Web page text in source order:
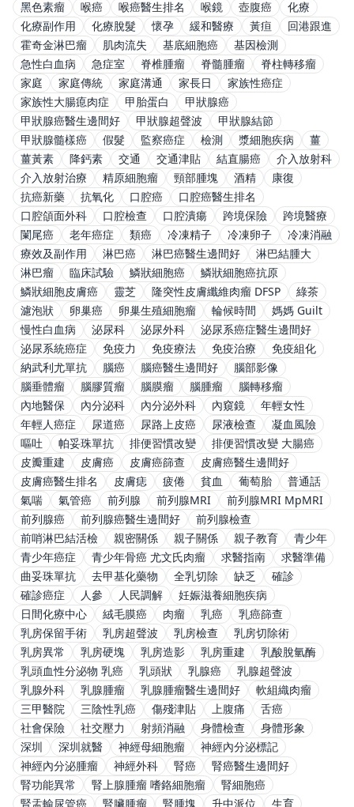
黑色素瘤
喉癌 喉癌醫生排名 喉鏡 壺腹癌
化療
化療副作用
化療脫髮 懷孕 緩和醫療 黃疸
回港跟進
霍奇金淋巴瘤
肌肉流失 基底細胞癌
基因檢測
急性白血病
急症室 脊椎腫瘤 脊髓腫瘤
脊柱轉移瘤
家庭
家庭傳統 家庭溝通 家長日
家族性癌症
家族性大腸瘜肉症
甲胎蛋白
甲狀腺癌
甲狀腺癌醫生邊間好
甲狀腺超聲波
甲狀腺結節
甲狀腺髓樣癌
假髮 監察癌症 檢測 漿細胞疾病
薑
薑黃素
降鈣素 交通 交通津貼 結直腸癌
介入放射科
介入放射治療
精原細胞瘤 頸部腫塊 酒精
康復
抗癌新藥
抗氧化 口腔癌
口腔癌醫生排名
口腔頜面外科
口腔檢查 口腔潰瘍 跨境保險
跨境醫療
闌尾癌
老年癌症 類癌 冷凍精子 冷凍卵子
冷凍消融
療效及副作用
淋巴癌 淋巴癌醫生邊間好
淋巴結腫大
淋巴瘤
臨床試驗 鱗狀細胞癌
鱗狀細胞癌抗原
鱗狀細胞皮膚癌
靈芝 隆突性皮膚纖維肉瘤 DFSP
綠茶
濾泡狀
卵巢癌 卵巢生殖細胞瘤 輪候時間
媽媽 Guilt
慢性白血病
泌尿科 泌尿外科
泌尿系癌症醫生邊間好
泌尿系統癌症
免疫力 免疫療法 免疫治療
免疫組化
納武利尤單抗
腦癌 腦癌醫生邊間好
腦部影像
腦垂體瘤
腦膠質瘤 腦膜瘤 腦腫瘤
腦轉移瘤
內地醫保
內分泌科 內分泌外科 內窺鏡
年輕女性
年輕人癌症
尿道癌 尿路上皮癌 尿液檢查
凝血風險
嘔吐
帕妥珠單抗 排便習慣改變
排便習慣改變 大腸癌
皮瓣重建
皮膚癌 皮膚癌篩查
皮膚癌醫生邊間好
皮膚癌醫生排名
皮膚痣 疲倦 貧血 葡萄胎
普通話
氣喘
氣管癌 前列腺 前列腺MRI
前列腺MRI MpMRI
前列腺癌
前列腺癌醫生邊間好
前列腺檢查
前哨淋巴結活檢
親密關係 親子關係 親子教育
青少年
青少年癌症
青少年骨癌 尤文氏肉瘤 求醫指南
求醫準備
曲妥珠單抗
去甲基化藥物 全乳切除 缺乏
確診
確診癌症
人參 人民調解
妊娠滋養細胞疾病
日間化療中心
絨毛膜癌 肉瘤 乳癌
乳癌篩查
乳房保留手術
乳房超聲波 乳房檢查
乳房切除術
乳房異常
乳房硬塊 乳房造影 乳房重建
乳酸脫氫酶
乳頭血性分泌物 乳癌
乳頭狀 乳腺癌
乳腺超聲波
乳腺外科
乳腺腫瘤 乳腺腫瘤醫生邊間好
軟組織肉瘤
三甲醫院
三陰性乳癌 傷殘津貼 上腹痛
舌癌
社會保險
社交壓力 射頻消融 身體檢查
身體形象
深圳
深圳就醫 神經母細胞瘤
神經內分泌標記
神經內分泌腫瘤
神經外科 腎癌
腎癌醫生邊間好
腎功能異常
腎上腺腫瘤 嗜鉻細胞瘤
腎細胞癌
腎盂輸尿管癌
腎臟腫瘤 腎腫塊 升中派位 生育